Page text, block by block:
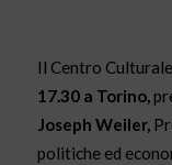
Il Centro
17.30 a Torino,
Joseph Weiler,
politiche ed